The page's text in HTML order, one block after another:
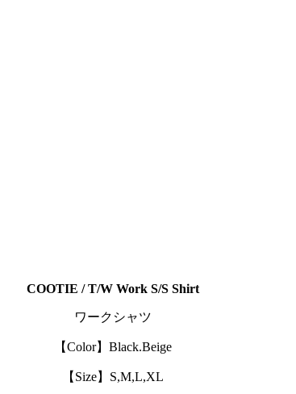
COOTIE / T/W Work S/S Shirt
ワークシャツ
【Color】Black.Beige
【Size】S,M,L,XL